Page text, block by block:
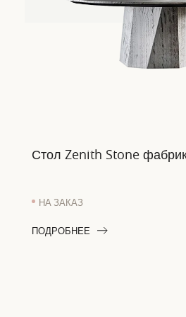
Стол Zenith Stone
НА ЗАКАЗ
ПОДРОБНЕЕ